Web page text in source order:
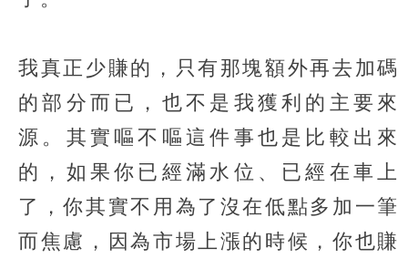
我真正少賺的，只有那塊額外再去加碼
的部分而已，也不是我獲利的主要來
源。其實嘔不嘔這件事也是比較出來
的，如果你已經滿水位、已經在車上
了，你其實不用為了沒在低點多加一筆
而焦慮，因為市場上漲的時候，你也賺